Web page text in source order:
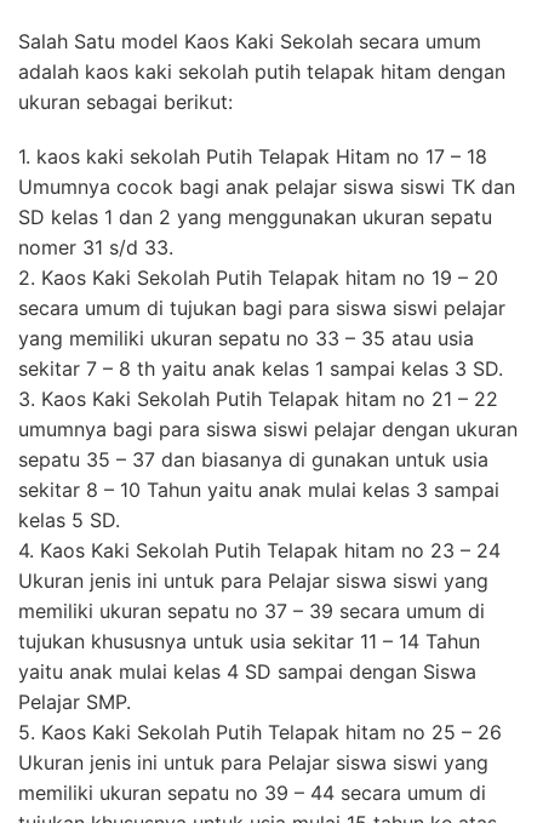
Salah Satu model Kaos Kaki Sekolah secara umum
adalah kaos kaki sekolah putih telapak hitam dengan
ukuran sebagai berikut:
1. kaos kaki sekolah Putih Telapak Hitam no 17 – 18
Umumnya cocok bagi anak pelajar siswa siswi TK dan
SD kelas 1 dan 2 yang menggunakan ukuran sepatu
nomer 31 s/d 33.
2. Kaos Kaki Sekolah Putih Telapak hitam no 19 – 20
secara umum di tujukan bagi para siswa siswi pelajar
yang memiliki ukuran sepatu no 33 – 35 atau usia
sekitar 7 – 8 th yaitu anak kelas 1 sampai kelas 3 SD.
3. Kaos Kaki Sekolah Putih Telapak hitam no 21 – 22
umumnya bagi para siswa siswi pelajar dengan ukuran
sepatu 35 – 37 dan biasanya di gunakan untuk usia
sekitar 8 – 10 Tahun yaitu anak mulai kelas 3 sampai
kelas 5 SD.
4. Kaos Kaki Sekolah Putih Telapak hitam no 23 – 24
Ukuran jenis ini untuk para Pelajar siswa siswi yang
memiliki ukuran sepatu no 37 – 39 secara umum di
tujukan khususnya untuk usia sekitar 11 – 14 Tahun
yaitu anak mulai kelas 4 SD sampai dengan Siswa
Pelajar SMP.
5. Kaos Kaki Sekolah Putih Telapak hitam no 25 – 26
Ukuran jenis ini untuk para Pelajar siswa siswi yang
memiliki ukuran sepatu no 39 – 44 secara umum di